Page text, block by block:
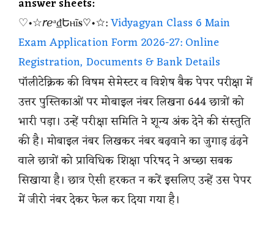
♡•☆𝘳ℯᵃ₫Եⲏĩ𝐬♡•☆:Vidyagyan Class 6 Main
Exam Application Form 2026-27: Online
Registration, Documents & Bank Details
पॉलीटेक्निक की विषम सेमेस्टर व विशेष बैक पेपर परीक्षा में
उत्तर पुस्तिकाओं पर मोबाइल नंबर लिखना 644 छात्रों को
भारी पड़ा। उन्हें परीक्षा समिति ने शून्य अंक देने की संस्तुति
की है। मोबाइल नंबर लिखकर नंबर बढ़वाने का जुगाड़ ढंढ़ने
वाले छात्रों को प्राविधिक शिक्षा परिषद ने अच्छा सबक
सिखाया है। छात्र ऐसी हरकत न करें इसलिए उन्हें उस पेपर
में जीरो नंबर देकर फेल कर दिया गया है।